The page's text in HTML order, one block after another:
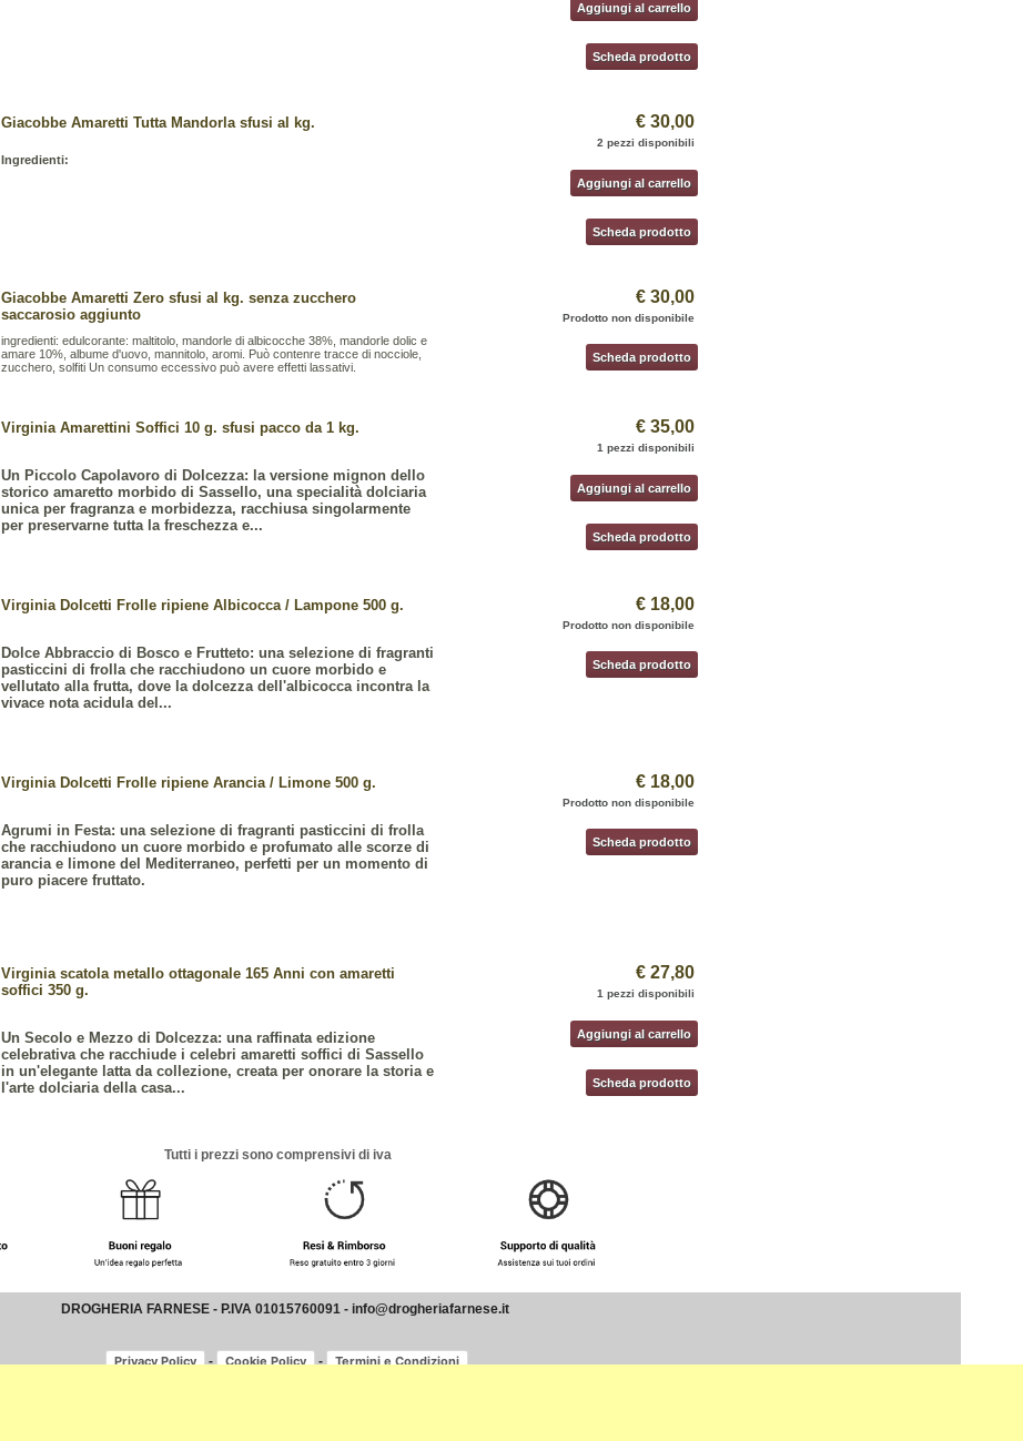
Aggiungi al carrello
Scheda prodotto
Giacobbe Amaretti Tutta Mandorla sfusi al kg.
Ingredienti:
€ 30,00
2 pezzi disponibili
Aggiungi al carrello
Scheda prodotto
Giacobbe Amaretti Zero sfusi al kg. senza zucchero
saccarosio aggiunto
ingredienti: edulcorante: maltitolo, mandorle di albicocche 38%, mandorle dolic e
amare 10%, albume d'uovo, mannitolo, aromi. Può contenre tracce di nocciole,
zucchero, solfiti Un consumo eccessivo può avere effetti lassativi.
€ 30,00
Prodotto non disponibile
Scheda prodotto
Virginia Amarettini Soffici 10 g. sfusi pacco da 1 kg.
Un Piccolo Capolavoro di Dolcezza: la versione mignon dello
storico amaretto morbido di Sassello, una specialità dolciaria
unica per fragranza e morbidezza, racchiusa singolarmente
per preservarne tutta la freschezza e...
€ 35,00
1 pezzi disponibili
Aggiungi al carrello
Scheda prodotto
Virginia Dolcetti Frolle ripiene Albicocca / Lampone 500 g.
Dolce Abbraccio di Bosco e Frutteto: una selezione di fragranti
pasticcini di frolla che racchiudono un cuore morbido e
vellutato alla frutta, dove la dolcezza dell'albicocca incontra la
vivace nota acidula del...
€ 18,00
Prodotto non disponibile
Scheda prodotto
Virginia Dolcetti Frolle ripiene Arancia / Limone 500 g.
Agrumi in Festa: una selezione di fragranti pasticcini di frolla
che racchiudono un cuore morbido e profumato alle scorze di
arancia e limone del Mediterraneo, perfetti per un momento di
puro piacere fruttato.
€ 18,00
Prodotto non disponibile
Scheda prodotto
Virginia scatola metallo ottagonale 165 Anni con amaretti
soffici 350 g.
Un Secolo e Mezzo di Dolcezza: una raffinata edizione
celebrativa che racchiude i celebri amaretti soffici di Sassello
in un'elegante latta da collezione, creata per onorare la storia e
l'arte dolciaria della casa...
€ 27,80
1 pezzi disponibili
Aggiungi al carrello
Scheda prodotto
Tutti i prezzi sono comprensivi di iva
DROGHERIA FARNESE - P.IVA 01015760091 - info@drogheriafarnese.it
Privacy Policy - Cookie Policy -
Termini e Condizioni